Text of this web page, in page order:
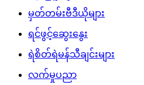
မှတ်တမ်းဗီဒီယိုများ
ရင်ဖွင့်ဆွေးနွေး
ရဲစိတ်ရဲမန်သီချင်းများ
လက်မှုပညာ